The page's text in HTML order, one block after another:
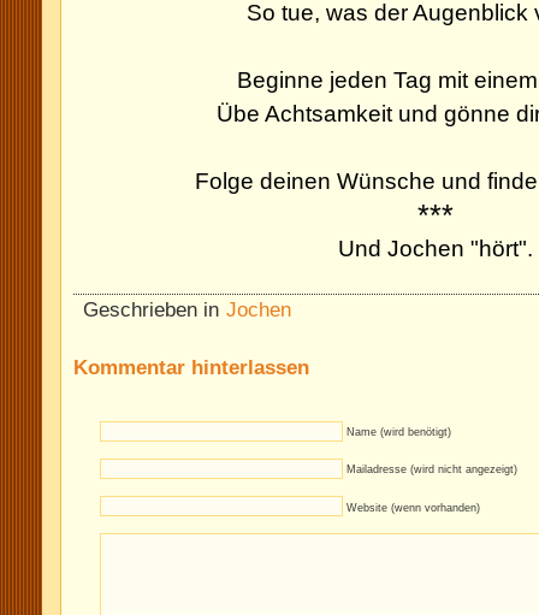
So tue, was der Augenblick
Beginne jeden Tag mit
Übe Achtsamkeit und gönne
Folge deinen Wünsche und
***
Und Jochen "hört".
Geschrieben in Jochen
Kommentar hinterlassen
Name (wird benötigt)
Mailadresse (wird nicht angezeigt)
Website (wenn vorhanden)